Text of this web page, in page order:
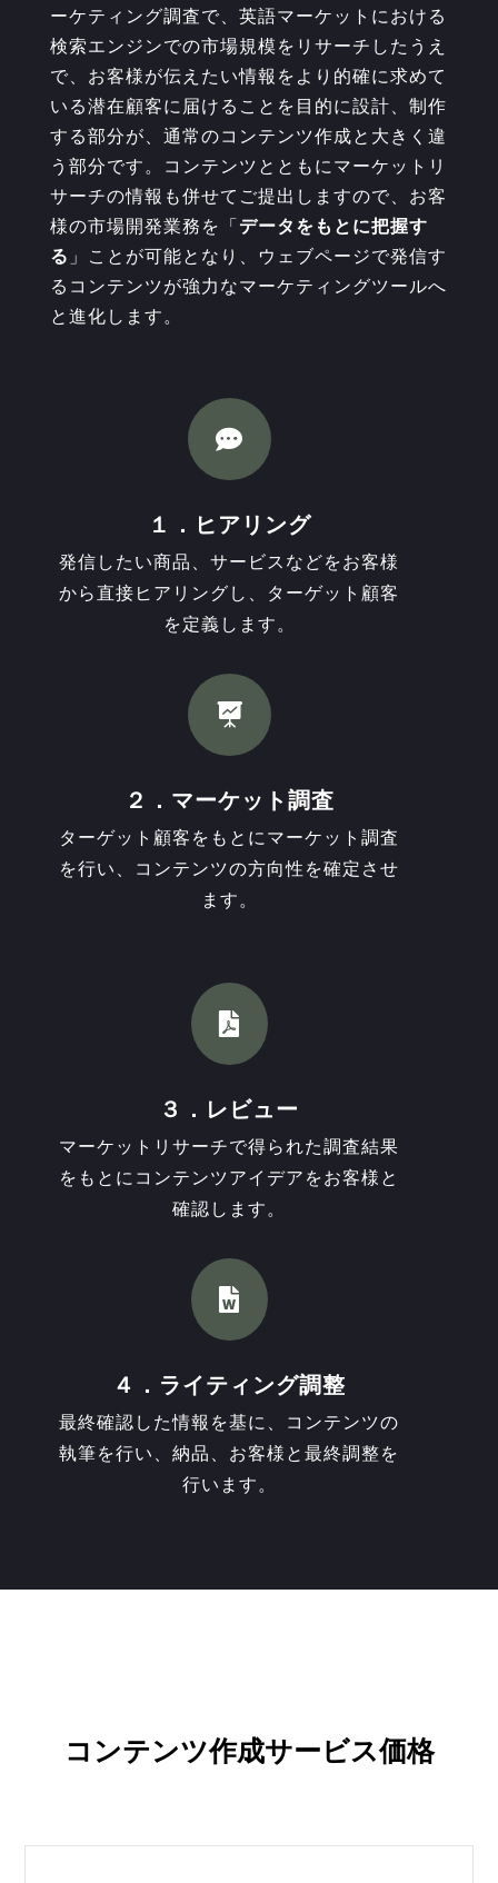
ーケティング調査で、英語マーケットにおける
検索エンジンでの市場規模をリサーチしたうえ
で、お客様が伝えたい情報をより的確に求めて
いる潜在顧客に届けることを目的に設計、制作
する部分が、通常のコンテンツ作成と大きく違
う部分です。コンテンツとともにマーケットリ
サーチの情報も併せてご提出しますので、お客
様の市場開発業務を「 データをもとに把握す
る 」ことが可能となり、ウェブページで発信す
るコンテンツが強力なマーケティングツールへ
と進化します。

１．ヒアリング
発信したい商品、サービスなどをお客様
から直接ヒアリングし、ターゲット顧客
を定義します。

２．マーケット調査
ターゲット顧客をもとにマーケット調査
を行い、コンテンツの方向性を確定させ
ます。

３．レビュー
マーケットリサーチで得られた調査結果
をもとにコンテンツアイデアをお客様と
確認します。

４．ライティング調整
最終確認した情報を基に、コンテンツの
執筆を行い、納品、お客様と最終調整を
行います。
コンテンツ作成サービス価格